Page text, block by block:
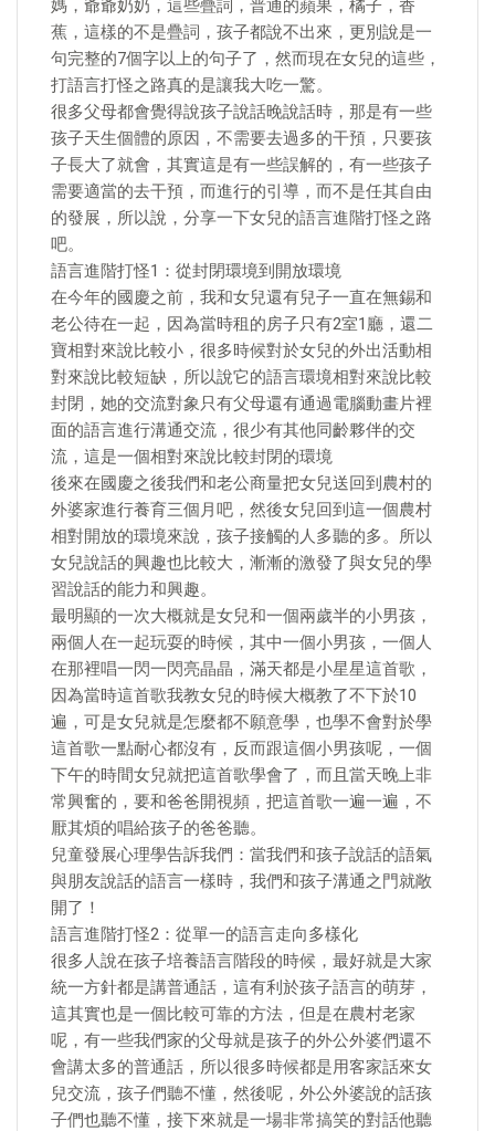
媽，爺爺奶奶，這些疊詞，普通的蘋果，橘子，香
蕉，這樣的不是疊詞，孩子都說不出來，更別說是一
句完整的7個字以上的句子了，然而現在女兒的這些，
打語言打怪之路真的是讓我大吃一驚。
很多父母都會覺得說孩子說話晚說話時，那是有一些
孩子天生個體的原因，不需要去過多的干預，只要孩
子長大了就會，其實這是有一些誤解的，有一些孩子
需要適當的去干預，而進行的引導，而不是任其自由
的發展，所以說，分享一下女兒的語言進階打怪之路
吧。
語言進階打怪1：從封閉環境到開放環境
在今年的國慶之前，我和女兒還有兒子一直在無錫和
老公待在一起，因為當時租的房子只有2室1廳，還二
寶相對來說比較小，很多時候對於女兒的外出活動相
對來說比較短缺，所以說它的語言環境相對來說比較
封閉，她的交流對象只有父母還有通過電腦動畫片裡
面的語言進行溝通交流，很少有其他同齡夥伴的交
流，這是一個相對來說比較封閉的環境
後來在國慶之後我們和老公商量把女兒送回到農村的
外婆家進行養育三個月吧，然後女兒回到這一個農村
相對開放的環境來說，孩子接觸的人多聽的多。所以
女兒說話的興趣也比較大，漸漸的激發了與女兒的學
習說話的能力和興趣。
最明顯的一次大概就是女兒和一個兩歲半的小男孩，
兩個人在一起玩耍的時候，其中一個小男孩，一個人
在那裡唱一閃一閃亮晶晶，滿天都是小星星這首歌，
因為當時這首歌我教女兒的時候大概教了不下於10
遍，可是女兒就是怎麼都不願意學，也學不會對於學
這首歌一點耐心都沒有，反而跟這個小男孩呢，一個
下午的時間女兒就把這首歌學會了，而且當天晚上非
常興奮的，要和爸爸開視頻，把這首歌一遍一遍，不
厭其煩的唱給孩子的爸爸聽。
兒童發展心理學告訴我們：當我們和孩子說話的語氣
與朋友說話的語言一樣時，我們和孩子溝通之門就敞
開了！
語言進階打怪2：從單一的語言走向多樣化
很多人說在孩子培養語言階段的時候，最好就是大家
統一方針都是講普通話，這有利於孩子語言的萌芽，
這其實也是一個比較可靠的方法，但是在農村老家
呢，有一些我們家的父母就是孩子的外公外婆們還不
會講太多的普通話，所以很多時候都是用客家話來女
兒交流，孩子們聽不懂，然後呢，外公外婆說的話孩
子們也聽不懂，接下來就是一場非常搞笑的對話他聽